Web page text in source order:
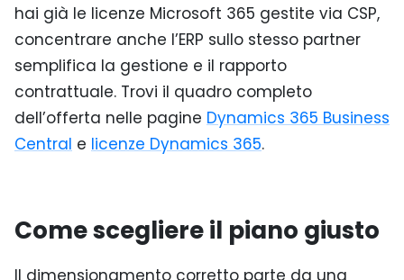
hai già le licenze Microsoft 365 gestite via CSP,
concentrare anche l’ERP sullo stesso partner
semplifica la gestione e il rapporto
contrattuale. Trovi il quadro completo
dell’offerta nelle pagine Dynamics 365 Business
Central e licenze Dynamics 365.
Come scegliere il piano giusto
Il dimensionamento corretto parte da una